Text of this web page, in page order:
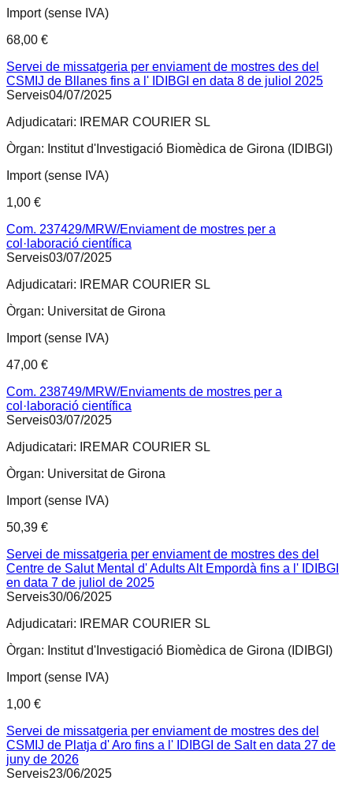
Import (sense IVA)
68,00 €
Servei de missatgeria per enviament de mostres des del
CSMIJ de Bllanes fins a l' IDIBGI en data 8 de juliol 2025
Serveis04/07/2025
Adjudicatari:
IREMAR COURIER SL
Òrgan: Institut d'Investigació Biomèdica de Girona (IDIBGI)
Import (sense IVA)
1,00 €
Com. 237429/MRW/Enviament de mostres per a
col·laboració científica
Serveis03/07/2025
Adjudicatari:
IREMAR COURIER SL
Òrgan: Universitat de Girona
Import (sense IVA)
47,00 €
Com. 238749/MRW/Enviaments de mostres per a
col·laboració científica
Serveis03/07/2025
Adjudicatari:
IREMAR COURIER SL
Òrgan: Universitat de Girona
Import (sense IVA)
50,39 €
Servei de missatgeria per enviament de mostres des del
Centre de Salut Mental d' Adults Alt Empordà fins a l' IDIBGI
en data 7 de juliol de 2025
Serveis30/06/2025
Adjudicatari:
IREMAR COURIER SL
Òrgan: Institut d'Investigació Biomèdica de Girona (IDIBGI)
Import (sense IVA)
1,00 €
Servei de missatgeria per enviament de mostres des del
CSMIJ de Platja d' Aro fins a l' IDIBGI de Salt en data 27 de
juny de 2026
Serveis23/06/2025